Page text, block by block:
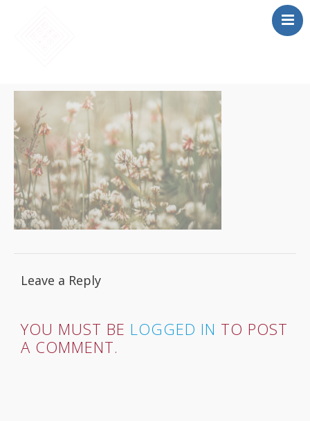
SĀKUMS
MĀCĪBAS
SAIETS 2026
IEPRIEKŠĒJIE
SAIETI
PAR MUMS
LOMU SPĒLE
Leave a Reply
YOU MUST BE LOGGED IN TO POST
A COMMENT.